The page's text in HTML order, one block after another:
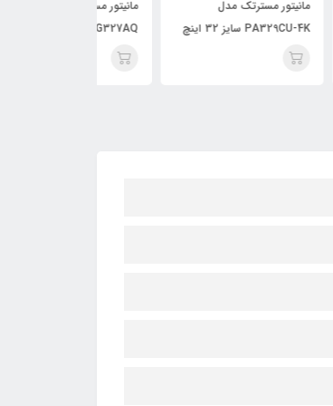
مانیتور مسترتک مدل
PG327AQ سایز 32 اینچ